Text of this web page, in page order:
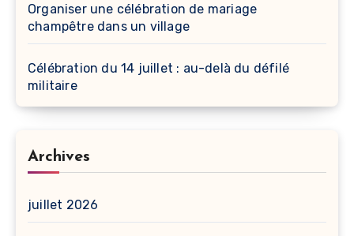
Organiser une célébration de mariage
champêtre dans un village
Célébration du 14 juillet : au-delà du défilé
militaire
Archives
juillet 2026